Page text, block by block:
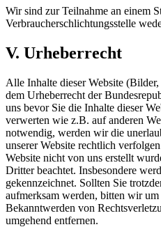
Wir sind zur Teilnahme an einem
Verbraucherschlichtungsstelle
V. Urheberrecht
Alle Inhalte dieser Website
dem Urheberrecht der
uns bevor Sie die Inhalte dieser
verwerten wie z.B. auf anderen
notwendig, werden wir die
unserer Website rechtlich
Website nicht von uns erstellt
Dritter beachtet. Insbesondere
gekennzeichnet. Sollten Sie
aufmerksam werden, bitten wir
Bekanntwerden von
umgehend entfernen.